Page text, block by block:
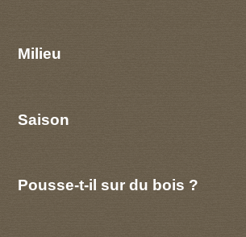
Milieu
Saison
Pousse-t-il sur du bois ?